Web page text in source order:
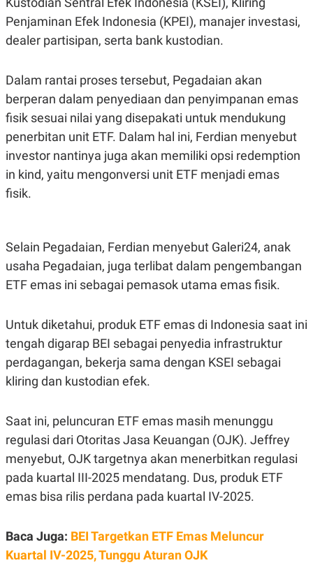
S
T
D
A
A
E
S
K
O
N
T
A
N
T
V
I
P
S
U
S
O
T
A
A
E
M
R
S
S
E
S
E
I
A
G
G
N
N
T
K
I
E
R
A
M
E
Penjaminan Efek Indonesia (KPEI), manajer investasi,
dealer partisipan, serta bank kustodian.
Dalam rantai proses tersebut, Pegadaian akan
berperan dalam penyediaan dan penyimpanan emas
fisik sesuai nilai yang disepakati untuk mendukung
penerbitan unit ETF. Dalam hal ini, Ferdian menyebut
investor nantinya juga akan memiliki opsi redemption
in kind, yaitu mengonversi unit ETF menjadi emas
fisik.
Selain Pegadaian, Ferdian menyebut Galeri24, anak
usaha Pegadaian, juga terlibat dalam pengembangan
ETF emas ini sebagai pemasok utama emas fisik.
Untuk diketahui, produk ETF emas di Indonesia saat ini
tengah digarap BEI sebagai penyedia infrastruktur
perdagangan, bekerja sama dengan KSEI sebagai
kliring dan kustodian efek.
Saat ini, peluncuran ETF emas masih menunggu
regulasi dari Otoritas Jasa Keuangan (OJK). Jeffrey
menyebut, OJK targetnya akan menerbitkan regulasi
pada kuartal III-2025 mendatang. Dus, produk ETF
emas bisa rilis perdana pada kuartal IV-2025.
Baca Juga: BEI Targetkan ETF Emas Meluncur
Kuartal IV-2025, Tunggu Aturan OJK